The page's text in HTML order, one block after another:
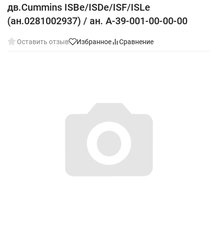
дв.Cummins ISBe/ISDe/ISF/ISLe
(ан.0281002937) / ан. А-39-001-00-00-00
Оставить отзыв Избранное Сравнение